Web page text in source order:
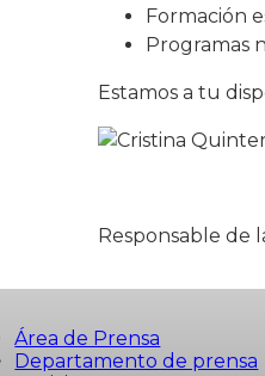
Formación
Programas
Estamos a tu
Responsable de
Área de Prensa
Departamento de prensa